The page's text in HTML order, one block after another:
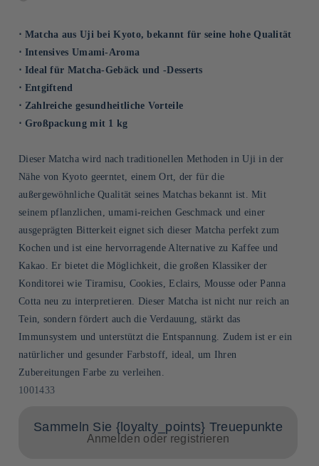
⋅ Matcha aus Uji bei Kyoto, bekannt für seine hohe Qualität
⋅ Intensives Umami-Aroma
⋅ Ideal für Matcha-Gebäck und -Desserts
⋅ Entgiftend
⋅ Zahlreiche gesundheitliche Vorteile
⋅ Großpackung mit 1 kg
Dieser Matcha wird nach traditionellen Methoden in Uji in der
Nähe von Kyoto geerntet, einem Ort, der für die
außergewöhnliche Qualität seines Matchas bekannt ist. Mit
seinem pflanzlichen, umami-reichen Geschmack und einer
ausgeprägten Bitterkeit eignet sich dieser Matcha perfekt zum
Kochen und ist eine hervorragende Alternative zu Kaffee und
Kakao. Er bietet die Möglichkeit, die großen Klassiker der
Konditorei wie Tiramisu, Cookies, Eclairs, Mousse oder Panna
Cotta neu zu interpretieren. Dieser Matcha ist nicht nur reich an
Tein, sondern fördert auch die Verdauung, stärkt das
Immunsystem und unterstützt die Entspannung. Zudem ist er ein
natürlicher und gesunder Farbstoff, ideal, um Ihren
Zubereitungen Farbe zu verleihen.
SKU:
1001433
Sammeln Sie {loyalty_points} Treuepunkte
Anmelden oder registrieren